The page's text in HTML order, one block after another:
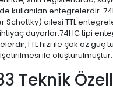
kullanılan entegrelerdir.
Schottky) ailesi TTL
duyarlar.74HC tipi
hızı ile çok az güç
ile oluşturulmuştur.
Teknik